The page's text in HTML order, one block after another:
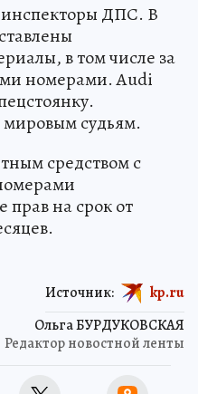
инспекторы ДПС. В
в том числе за
номерами. Audi
судьям.
средством с
на срок от
Ольга БУРДУКОВСКАЯ
Редактор новостной ленты
Источник: kp.ru